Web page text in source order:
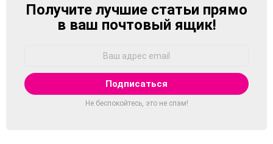
NEWSLETTER
Получите лучшие статьи прямо
в ваш почтовый ящик!
Не беспокойтесь, это не спам!